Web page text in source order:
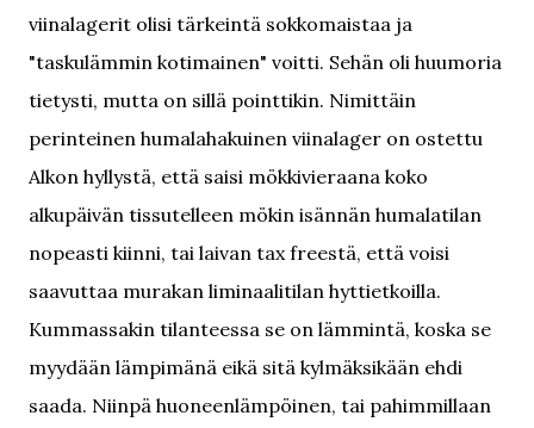
viinalagerit olisi tärkeintä sokkomaistaa ja
"taskulämmin kotimainen" voitti. Sehän oli huumoria
tietysti, mutta on sillä pointtikin. Nimittäin
perinteinen humalahakuinen viinalager on ostettu
Alkon hyllystä, että saisi mökkivieraana koko
alkupäivän tissutelleen mökin isännän humalatilan
nopeasti kiinni, tai laivan tax freestä, että voisi
saavuttaa murakan liminaalitilan hyttietkoilla.
Kummassakin tilanteessa se on lämmintä, koska se
myydään lämpimänä eikä sitä kylmäksikään ehdi
saada. Niinpä huoneenlämpöinen, tai pahimmillaan